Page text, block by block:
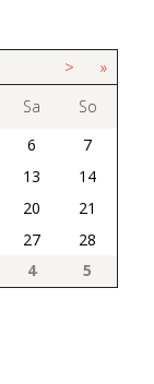
> »
Sa
So
6
7
13
14
20
21
27
28
4 5